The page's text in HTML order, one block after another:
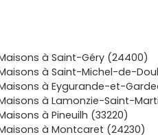
à Saint-Géry (24400)
à Saint-Michel-de-
à Eygurande-et-
à Lamonzie-Saint-
à Pineuilh (33220)
à Montcaret (24230)